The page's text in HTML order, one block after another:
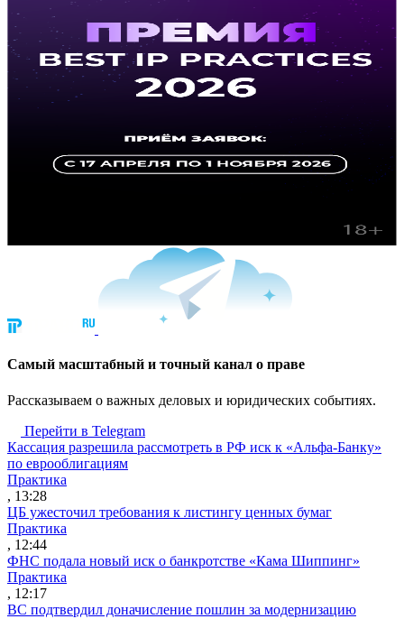
Cамый масштабный и точный канал о праве
Рассказываем о важных деловых и юридических событиях.
Перейти в Telegram
Кассация разрешила рассмотреть в РФ иск к «Альфа-Банку»
по еврооблигациям
Практика
, 13:28
ЦБ ужесточил требования к листингу ценных бумаг
Практика
, 12:44
ФНС подала новый иск о банкротстве «Кама Шиппинг»
Практика
, 12:17
ВС подтвердил доначисление пошлин за модернизацию